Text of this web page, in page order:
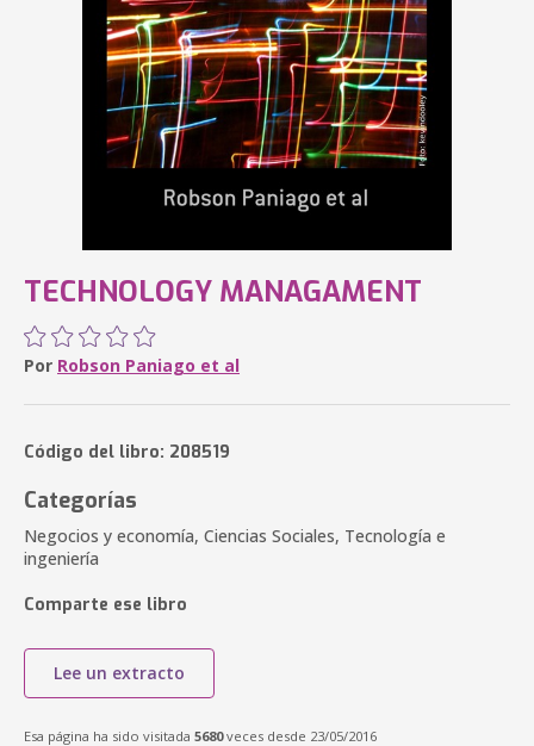
TECHNOLOGY MANAGAMENT
Por Robson Paniago et al
Código del libro: 208519
Categorías
Negocios y economía, Ciencias Sociales, Tecnología e
ingeniería
Comparte ese libro
Lee un extracto
Esa página ha sido visitada 5680veces desde 23/05/2016